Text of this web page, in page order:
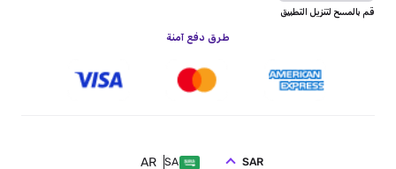
قم بالمسح لتنزيل التطبيق
طرق دفع آمنة
SA
AR SAR